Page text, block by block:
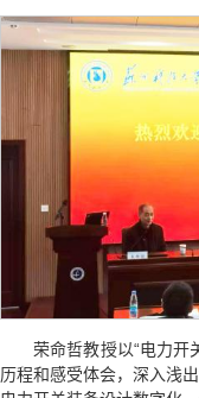
荣命哲教授以“电力开
历程和感受体会，深入浅